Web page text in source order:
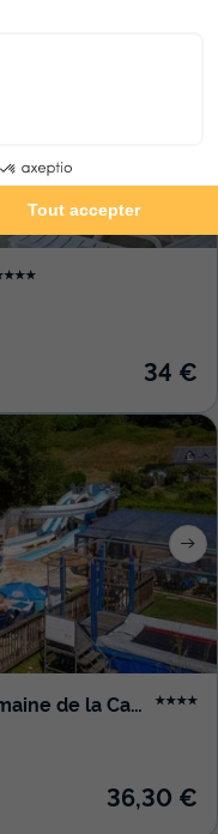
34 €
Camping Sites et Paysages - Domaine de la Catinière ★★★★
36,30 €